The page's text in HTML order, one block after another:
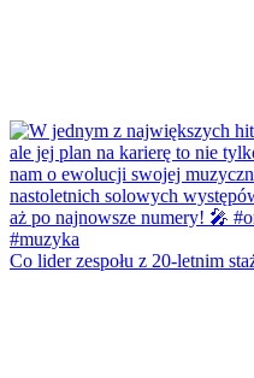
Co lider zespołu z 20-letnim